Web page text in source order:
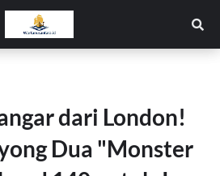
dari London!
Dua "Monster